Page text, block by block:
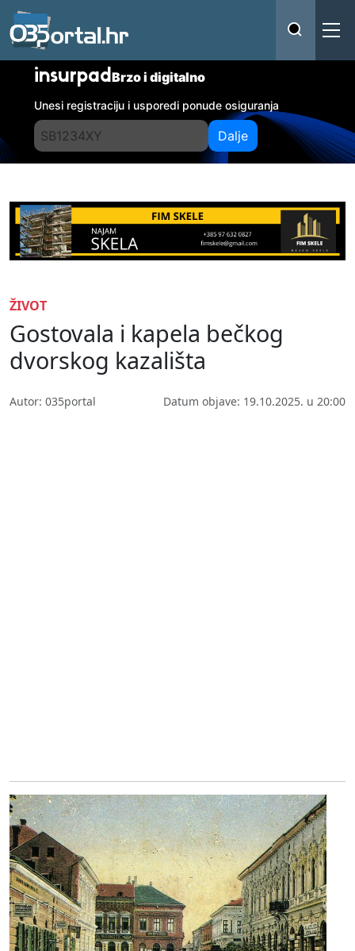
insurpadBrzo i digitalno
Unesi registraciju i usporedi ponude osiguranja
Dalje
ŽIVOT
Gostovala i kapela bečkog
dvorskog kazališta
Autor: 035portal Datum objave: 19.10.2025. u 20:00